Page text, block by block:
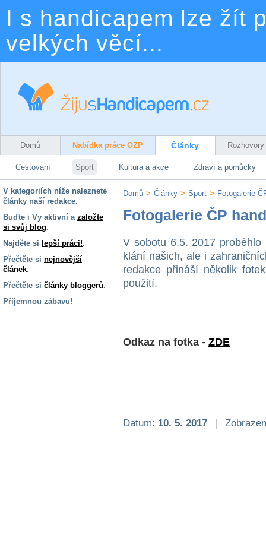
I s handicapem lze žít
velkých věcí...
Domů Nabídka práce OZP Články Rozhovory
Cestování Sport Kultura a akce Zdraví a pomůcky
V kategoriích níže naleznete
články naší redakce.
Buďte i Vy aktivní a založte
si svůj blog.
Najděte si lepší práci!.
Přečtěte si nejnovější
článek.
Přečtěte si články bloggerů.
Příjemnou zábavu!
Domů > Články > Sport > Fotogalerie
Fotogalerie ČP
V sobotu 6.5. 2017
klání našich, ale i
redakce přináší několik
použití.
Odkaz na fotka - ZDE
Datum: 10. 5. 2017 |